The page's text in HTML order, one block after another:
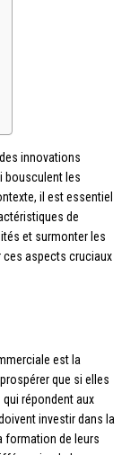
innovations
bousculent les
il est essentiel
de
et surmonter les
ces aspects cruciaux
est la
que si elles
répondent aux
investir dans la
formation de leurs